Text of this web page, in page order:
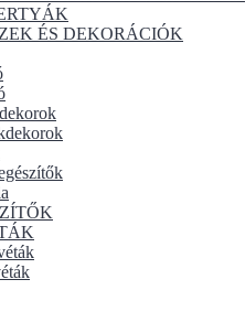
ÉS DEKORÁCIÓK